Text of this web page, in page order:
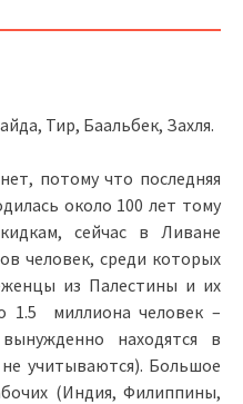
Тир, Баальбек, Захля.
потому что последняя
около 100 лет тому
сейчас в Ливане
человек, среди которых
из Палестины и их
1.5 миллиона человек –
находятся в
учитываются). Большое
(Индия, Филиппины,